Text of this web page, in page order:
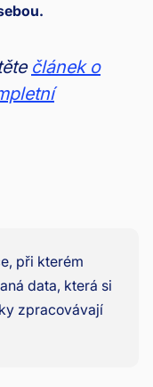
článek o
při kterém
data, která si
zpracovávají